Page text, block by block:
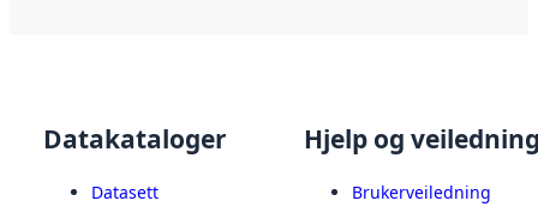
Datakataloger
Datasett
Hjelp og
Brukerveiledning